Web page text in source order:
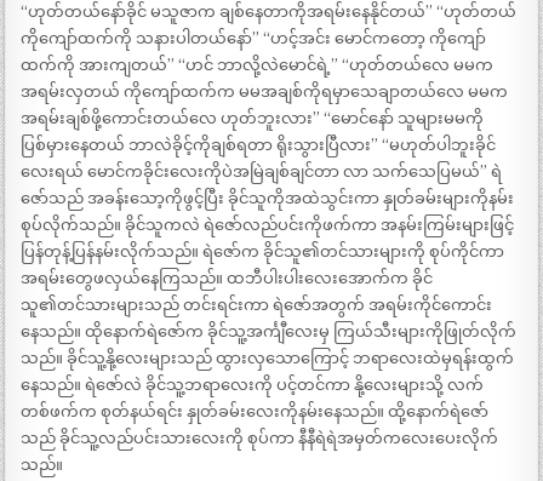
“ဟုတ်တယ်နော်ခိုင် မသူဇာက ချစ်နေတာကိုအရမ်းနေနိုင်တယ်” “ဟုတ်တယ်
ကိုကျော်ထက်ကို သနားပါတယ်နော်” “ဟင့်အင်း မောင်ကတော့ ကိုကျော်
ထက်ကို အားကျတယ်” “ဟင် ဘာလို့လဲမောင်ရဲ့” “ဟုတ်တယ်လေ မမက
အရမ်းလှတယ် ကိုကျော်ထက်က မမအချစ်ကိုရမှာသေချာတယ်လေ မမက
အရမ်းချစ်ဖို့ကောင်းတယ်လေ ဟုတ်ဘူးလား” “မောင်နော် သူများမမကို
ပြစ်မှားနေတယ် ဘာလဲခိုင့်ကိုချစ်ရတာ ရိုးသွားပြီလား” “မဟုတ်ပါဘူးခိုင်
လေးရယ် မောင်ကခိုင်းလေးကိုပဲအမြဲချစ်ချင်တာ လာ သက်သေပြမယ်” ရဲ
ဇော်သည် အခန်းသော့ကိုဖွင့်ပြီး ခိုင်သူကိုအထဲသွင်းကာ နှုတ်ခမ်းများကိုနမ်း
စုပ်လိုက်သည်။ ခိုင်သူကလဲ ရဲဇော်လည်ပင်းကိုဖက်ကာ အနမ်းကြမ်းများဖြင့်
ပြန်တုန့်ပြန်နမ်းလိုက်သည်။ ရဲဇော်က ခိုင်သူ၏တင်သားများကို စုပ်ကိုင်ကာ
အရမ်းတွေဖလှယ်နေကြသည်။ ထဘီပါးပါးလေးအောက်က ခိုင်
သူ၏တင်သားများသည် တင်းရင်းကာ ရဲဇော်အတွက် အရမ်းကိုင်ကောင်း
နေသည်။ ထိုနောက်ရဲဇော်က ခိုင်သူ့အင်္ကျီလေးမှ ကြယ်သီးများကိုဖြုတ်လိုက်
သည်။ ခိုင်သူ့နို့လေးများသည် ထွားလှသောကြောင့် ဘရာလေးထဲမှရန်းထွက်
နေသည်။ ရဲဇော်လဲ ခိုင်သူ့ဘရာလေးကို ပင့်တင်ကာ နို့လေးများသို့ လက်
တစ်ဖက်က စုတ်နယ်ရင်း နှုတ်ခမ်းလေးကိုနမ်းနေသည်။ ထို့နောက်ရဲဇော်
သည် ခိုင်သူ့လည်ပင်းသားလေးကို စုပ်ကာ နီနီရဲရဲအမှတ်ကလေးပေးလိုက်
သည်။